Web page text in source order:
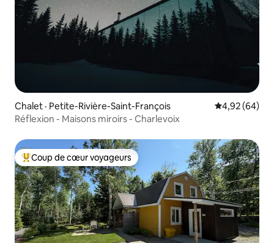
Chalet · Petite-Rivière-Saint-François Note
4,92 (64)
Réflexion - Maisons miroirs - Charlevoix
Coup de cœur voyageurs parmi les plus aimés
Coup de cœur voyageurs